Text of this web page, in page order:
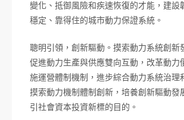
變化、抵御風險和疾速恢復的才能，建設
穩定、靠得住的城市動力保證系統。
聰明引領，創新驅動。摸索動力系統創新
促進動力生產與供應雙向互動，改革動力
施運營體制機制，進步綜合動力系統治理
摸索動力機制體制創新，培養創新驅動發
引社會資本投資新標的目的。